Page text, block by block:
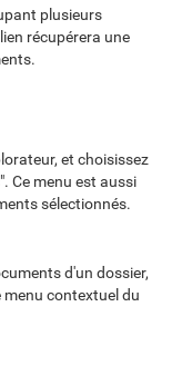
plusieurs
récupérera une
et choisissez
Ce menu est aussi
sélectionnés.
d'un dossier,
menu contextuel du